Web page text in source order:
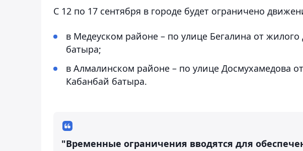
С 12 по 17 сентября в городе будет ограничено
в Медеуском районе – по улице Бегалина от
батыра;
в Алмалинском районе – по улице Досмухамедова
Кабанбай батыра.
"Временные ограничения вводятся для